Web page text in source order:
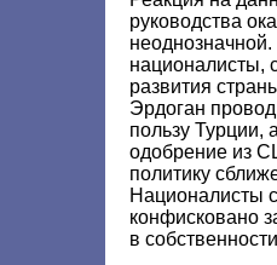
руководства
националисты,
развития
Эрдоган
пользу Турции,
одобрение из
политику
Националисты
конфисковано
в